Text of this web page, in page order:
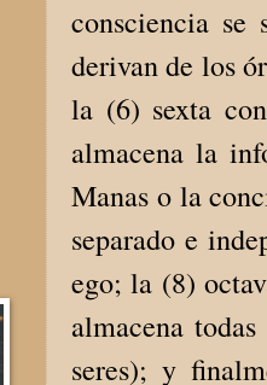
consciencia se
derivan de los
la (6) sexta
almacena la
Manas o la
separado e
ego; la (8)
almacena
seres); y